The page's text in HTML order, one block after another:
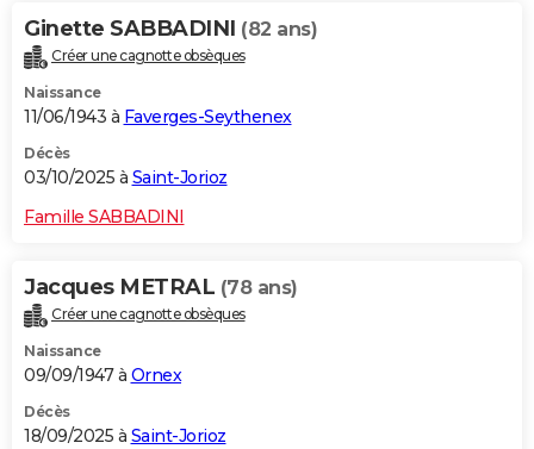
Ginette SABBADINI (82 ans)
Créer une cagnotte obsèques
Naissance
11/06/1943 à Faverges-Seythenex
Décès
03/10/2025 à Saint-Jorioz
Famille SABBADINI
Jacques METRAL (78 ans)
Créer une cagnotte obsèques
Naissance
09/09/1947 à Ornex
Décès
18/09/2025 à Saint-Jorioz